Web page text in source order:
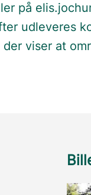
på
udleveres
der viser at